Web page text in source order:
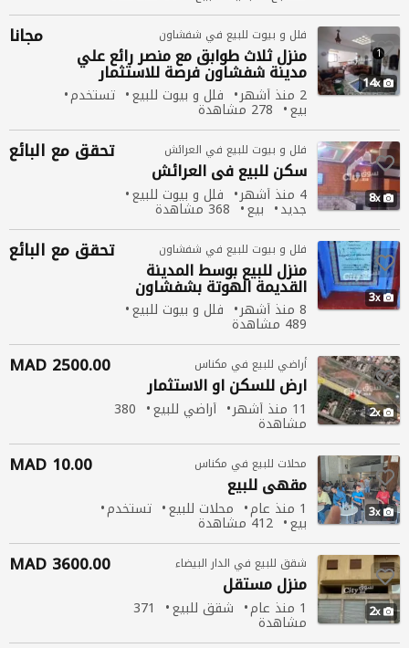
14
فلل و بيوت للبيع في شفشاون
منزلثلاث طوابق مع منصر رائع علي
مدينة شفشاون فرصة للاستثمار
2 منذ أشهر فلل و بيوت للبيع تستخدم
بيع 278 مشاهدة
مجانا
1
1
8
فلل و بيوت للبيع في العرائش
سكن للبيعفيالعرائش
4 منذ أشهر فلل و بيوت للبيع
جديد بيع 368 مشاهدة
تحقق مع البائع
3
فلل و بيوت للبيع في شفشاون
منزلللبيع بوسط المدينة
القديمة الهوتة بشفشاون
8 منذ أشهر فلل و بيوت للبيع
489 مشاهدة
تحقق مع البائع
2
أراضي للبيع في مكناس
ارض للسكن او الاستثمار
11 منذ أشهر أراضي للبيع 380
مشاهدة
2500.00 MAD
3
محلات للبيع في مكناس
مقهى للبيع
1 منذ عام محلات للبيع تستخدم
بيع 412 مشاهدة
10.00 MAD
2
شقق للبيع في الدار البيضاء
منزلمستقل
1 منذ عام شقق للبيع 371
مشاهدة
3600.00 MAD